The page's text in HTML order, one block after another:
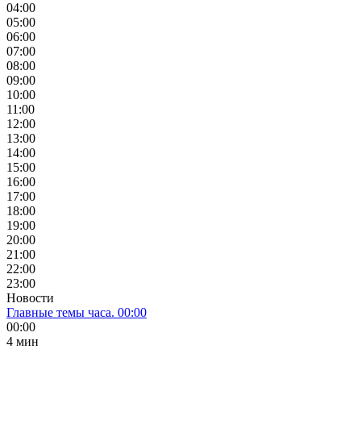
04:00
05:00
06:00
07:00
08:00
09:00
10:00
11:00
12:00
13:00
14:00
15:00
16:00
17:00
18:00
19:00
20:00
21:00
22:00
23:00
Новости
Главные темы часа. 00:00
00:00
4 мин